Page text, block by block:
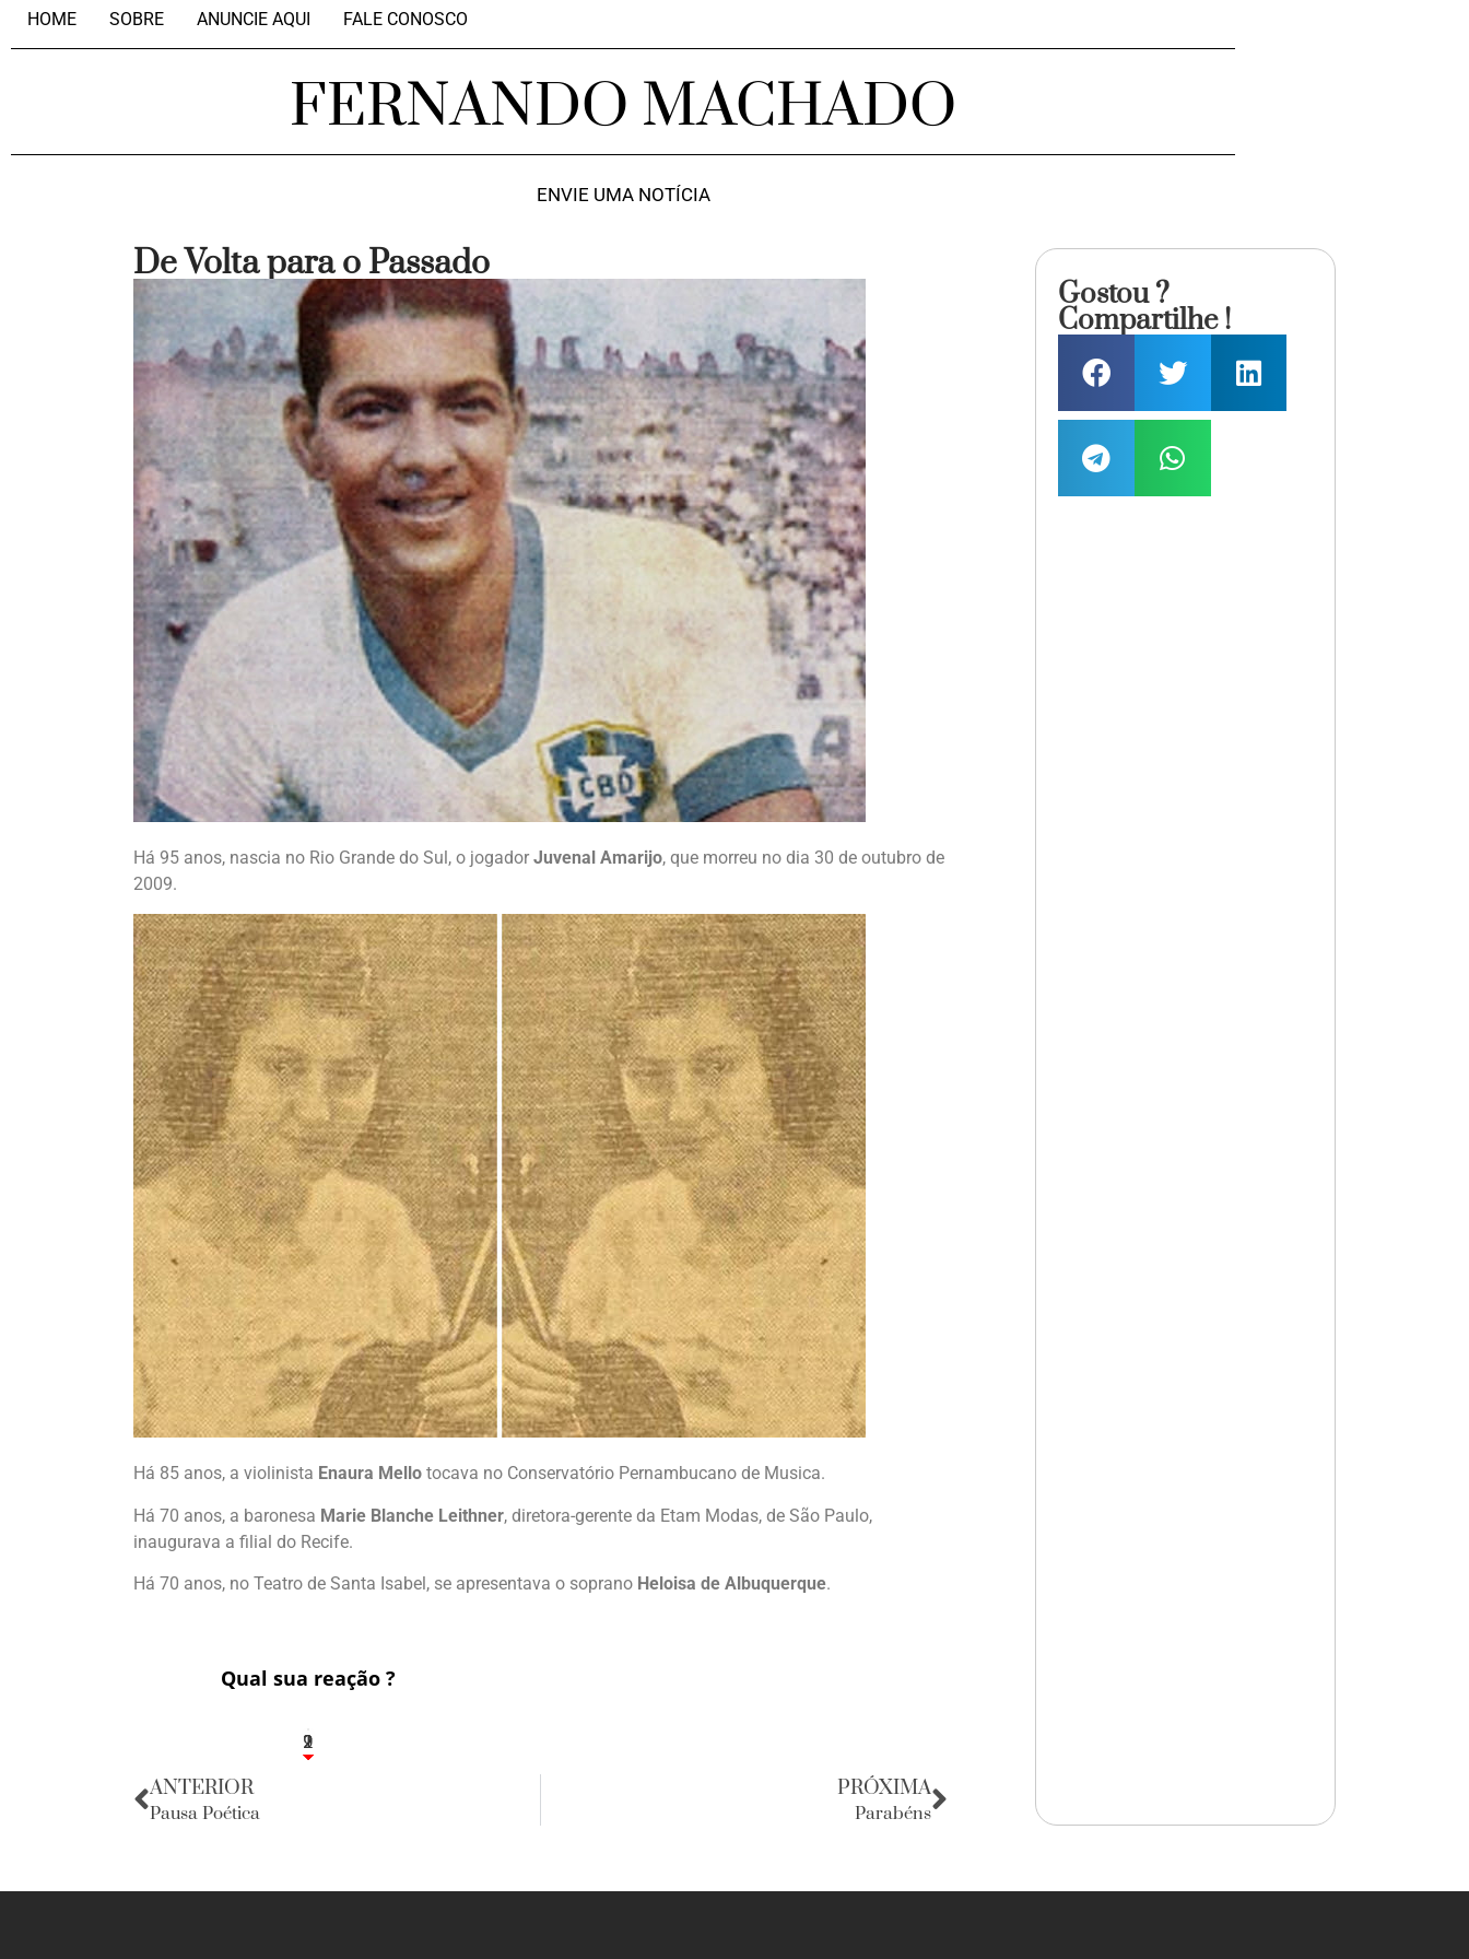
HOME SOBRE ANUNCIE AQUI FALE CONOSCO
FERNANDO MACHADO
ENVIE UMA NOTÍCIA
De Volta para o Passado
Há 95 anos, nascia no Rio Grande do Sul, o jogador Juvenal Amarijo, que morreu no dia 30 de outubro de
2009.
Há 85 anos, a violinista Enaura Mello tocava no Conservatório Pernambucano de Musica.
Há 70 anos, a baronesa Marie Blanche Leithner, diretora-gerente da Etam Modas, de São Paulo,
inaugurava a filial do Recife.
Há 70 anos, no Teatro de Santa Isabel, se apresentava o soprano Heloisa de Albuquerque.
Qual sua reação ?
2
1
2
9
ANTERIOR
Pausa Poética
PRÓXIMA
Parabéns
Gostou ?
Compartilhe !